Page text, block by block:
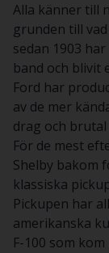
Alla känner till
grunden till
sedan 1903
band och blivit
Ford har
av de mer
drag och
För de mest
Shelby bakom
klassiska
Pickupen har
amerikanska
F-100 som